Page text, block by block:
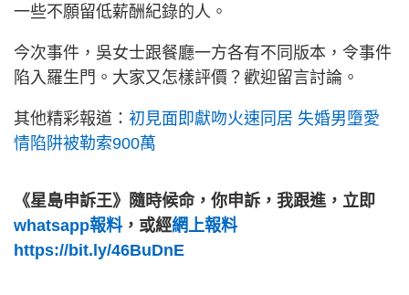
一些不願留低薪酬紀錄的人。
今次事件，吳女士跟餐廳一方各有不同版本，令事件
陷入羅生門。大家又怎樣評價？歡迎留言討論。
其他精彩報道： 初見面即獻吻火速同居 失婚男墮愛
情陷阱被勒索900萬
《星島申訴王》隨時候命，你申訴，我跟進，立即
whatsapp報料，或經網上報料
https://bit.ly/46BuDnE